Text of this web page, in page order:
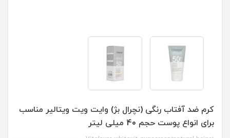
كرم ضد آفتاب رنگی (نچرال بژ) وايت ويت ويتالير مناسب
برای انواع پوست حجم 40 میلی لیتر